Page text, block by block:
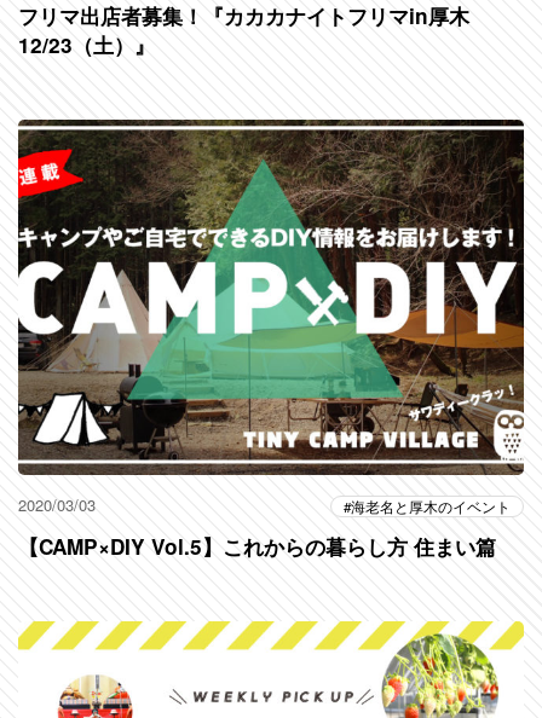
フリマ出店者募集！『カカカナイトフリマin厚木
12/23（土）』
2020/03/03 海老名と厚木のイベント
【CAMP×DIY Vol.5】これからの暮らし方 住まい篇